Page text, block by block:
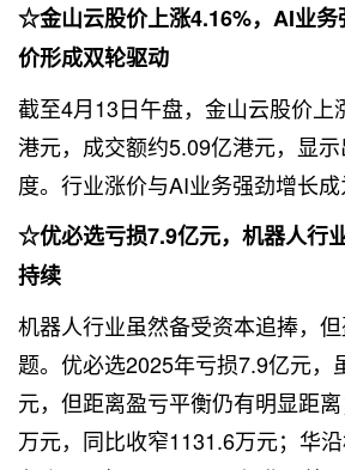
☆金山云股价上涨4.16%，AI业务
价形成双轮驱动
截至4月13日午盘，金山云股价上
港元，成交额约5.09亿港元，显
度。行业涨价与AI业务强劲增长成
☆优必选亏损7.9亿元，机器人行
持续
机器人行业虽然备受资本追捧，
题。优必选2025年亏损7.9亿元，
元，但距离盈亏平衡仍有明显距
万元，同比收窄1131.6万元；华